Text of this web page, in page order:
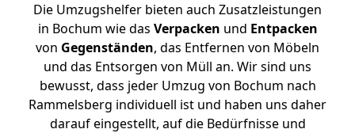
Die Umzugshelfer bieten auch Zusatzleistungen
in Bochum wie das Verpacken und Entpacken
von Gegenständen, das Entfernen von Möbeln
und das Entsorgen von Müll an. Wir sind uns
bewusst, dass jeder Umzug von Bochum nach
Rammelsberg individuell ist und haben uns daher
darauf eingestellt, auf die Bedürfnisse und